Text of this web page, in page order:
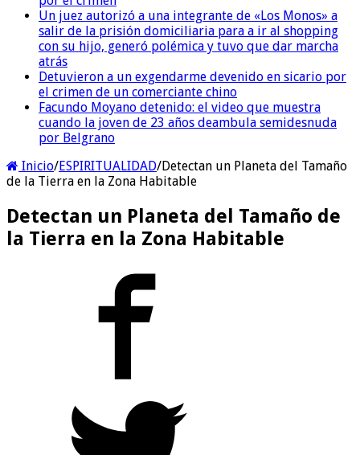
Un juez autorizó a una integrante de «Los Monos» a
salir de la prisión domiciliaria para a ir al shopping
con su hijo, generó polémica y tuvo que dar marcha
atrás
Detuvieron a un exgendarme devenido en sicario por
el crimen de un comerciante chino
Facundo Moyano detenido: el video que muestra
cuando la joven de 23 años deambula semidesnuda
por Belgrano
Inicio/ESPIRITUALIDAD/Detectan un Planeta del Tamaño
de la Tierra en la Zona Habitable
Detectan un Planeta del Tamaño de
la Tierra en la Zona Habitable